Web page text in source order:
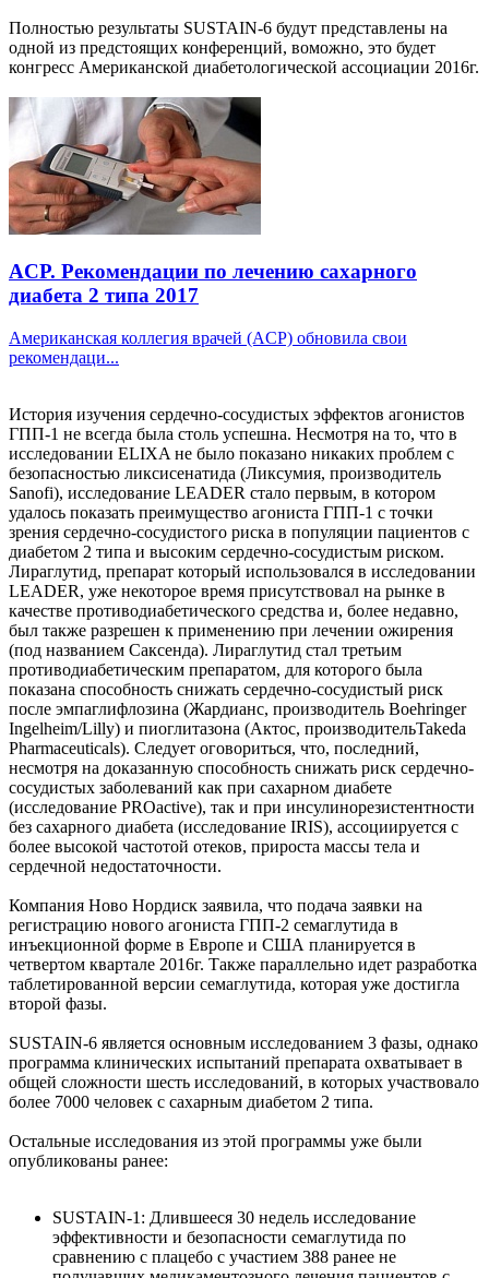
Полностью результаты SUSTAIN-6 будут представлены на
одной из предстоящих конференций, воможно, это будет
конгресс Американской диабетологической ассоциации 2016г.
ACP. Рекомендации по лечению сахарного
диабета 2 типа 2017
Американская коллегия врачей (ACP) обновила свои
рекомендаци...
История изучения сердечно-сосудистых эффектов агонистов
ГПП-1 не всегда была столь успешна. Несмотря на то, что в
исследовании ELIXA не было показано никаких проблем с
безопасностью ликсисенатида (Ликсумия, производитель
Sanofi), исследование LEADER стало первым, в котором
удалось показать преимущество агониста ГПП-1 с точки
зрения сердечно-сосудистого риска в популяции пациентов с
диабетом 2 типа и высоким сердечно-сосудистым риском.
Лираглутид, препарат который использовался в исследовании
LEADER, уже некоторое время присутствовал на рынке в
качестве противодиабетического средства и, более недавно,
был также разрешен к применению при лечении ожирения
(под названием Саксенда). Лираглутид стал третьим
противодиабетическим препаратом, для которого была
показана способность снижать сердечно-сосудистый риск
после эмпаглифлозина (Жардианс, производитель Boehringer
Ingelheim/Lilly) и пиоглитазона (Актос, производительTakeda
Pharmaceuticals). Следует оговориться, что, последний,
несмотря на доказанную способность снижать риск сердечно-
сосудистых заболеваний как при сахарном диабете
(исследование PROactive), так и при инсулинорезистентности
без сахарного диабета (исследование IRIS), ассоциируется с
более высокой частотой отеков, прироста массы тела и
сердечной недостаточности.
Компания Ново Нордиск заявила, что подача заявки на
регистрацию нового агониста ГПП-2 семаглутида в
инъекционной форме в Европе и США планируется в
четвертом квартале 2016г. Также параллельно идет разработка
таблетированной версии семаглутида, которая уже достигла
второй фазы.
SUSTAIN-6 является основным исследованием 3 фазы, однако
программа клинических испытаний препарата охватывает в
общей сложности шесть исследований, в которых участвовало
более 7000 человек с сахарным диабетом 2 типа.
Остальные исследования из этой программы уже были
опубликованы ранее:
SUSTAIN-1: Длившееся 30 недель исследование
эффективности и безопасности семаглутида по
сравнению с плацебо с участием 388 ранее не